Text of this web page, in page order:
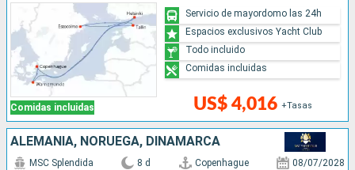
Comidas incluidas US$ 4,016 +Tasas
Servicio de mayordomo las 24h
Espacios exclusivos Yacht Club
Todo incluido
Comidas incluidas
ALEMANIA, NORUEGA, DINAMARCA
MSC Splendida 8 d Copenhague 08/07/2028